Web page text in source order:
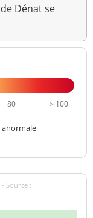
Dénat se
80 > 100 +
Source :